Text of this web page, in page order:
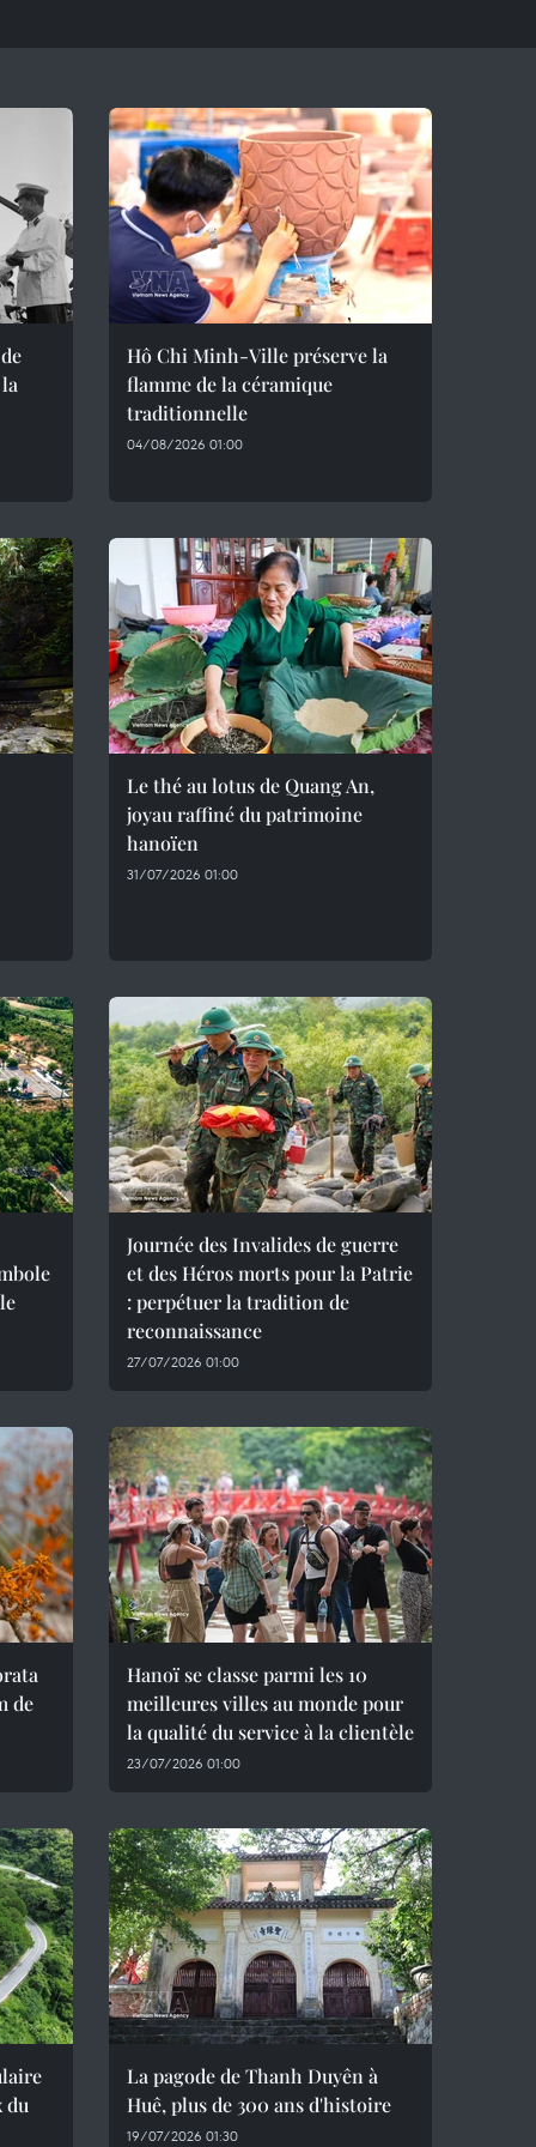
Hô Chi Minh-Ville préserve la
flamme de la céramique
traditionnelle
04/08/2026 01:00
Le thé au lotus de Quang An,
joyau raffiné du patrimoine
hanoïen
31/07/2026 01:00
Journée des Invalides de guerre
et des Héros morts pour la Patrie
: perpétuer la tradition de
reconnaissance
27/07/2026 01:00
de
Hanoï se classe parmi les 10
meilleures villes au monde pour
la qualité du service à la clientèle
23/07/2026 01:00
du
La pagode de Thanh Duyên à
Huê, plus de 300 ans d'histoire
19/07/2026 01:30